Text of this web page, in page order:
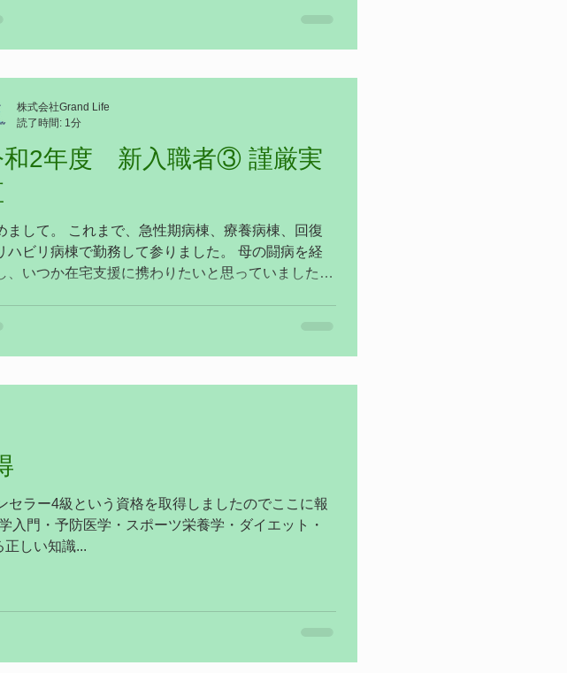
和2年度 新入職者③ 謹厳実
まして。 これまで、急性期病棟、療養病棟、回復
ハビリ病棟で勤務して参りました。 母の闘病を経
、いつか在宅支援に携わりたいと思っていました
株式会社Grand Life
読了時間: 1分
ラー4級という資格を取得しましたのでここに報
門・予防医学・スポーツ栄養学・ダイエット・
しい知識...